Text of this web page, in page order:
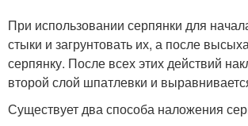
При использовании серпянки для
стыки и загрунтовать их, а после
серпянку. После всех этих действий
второй слой шпатлевки и
Существует два способа наложения